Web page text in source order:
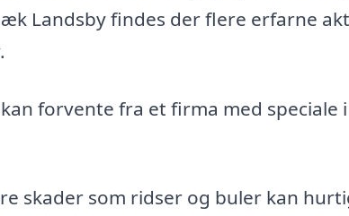
Landsby findes der flere erfarne
forvente fra et firma med speciale i
skader som ridser og buler kan